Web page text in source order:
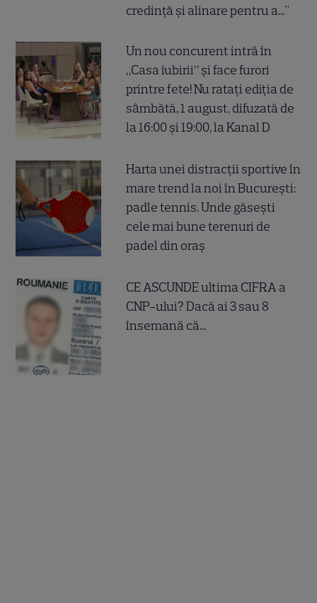
credință și alinare pentru a..."
Un nou concurent intră în
„Casa iubirii” și face furori
printre fete! Nu ratați ediția de
sâmbătă, 1 august, difuzată de
la 16:00 și 19:00, la Kanal D
Harta unei distracții sportive în
mare trend la noi în București:
padle tennis. Unde găsești
cele mai bune terenuri de
padel din oraș
CE ASCUNDE ultima CIFRA a
CNP-ului? Dacă ai 3 sau 8
însemană că...